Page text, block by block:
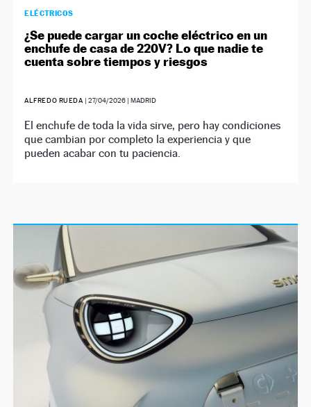
ELÉCTRICOS
¿Se puede cargar un coche eléctrico en un
enchufe de casa de 220V? Lo que nadie te
cuenta sobre tiempos y riesgos
ALFREDO RUEDA | 27/04/2026| MADRID
El enchufe de toda la vida sirve, pero hay condiciones
que cambian por completo la experiencia y que
pueden acabar con tu paciencia.